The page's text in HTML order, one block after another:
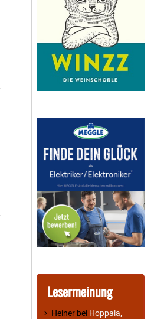
Lesermeinung
Heiner bei Hoppala,